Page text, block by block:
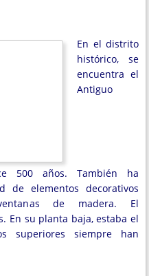
En el distrito
histórico, se
encuentra el
Antiguo
500 años. También ha
de elementos decorativos
de madera. El
En su planta baja, estaba el
superiores siempre han